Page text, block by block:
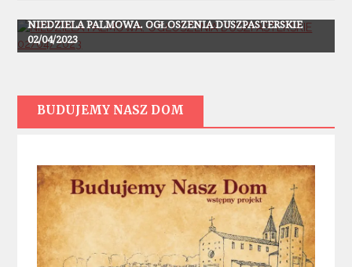
NIEDZIELA PALMOWA. OGŁOSZENIA DUSZPASTERSKIE
02/04/2023
BUDUJEMY NASZ DOM